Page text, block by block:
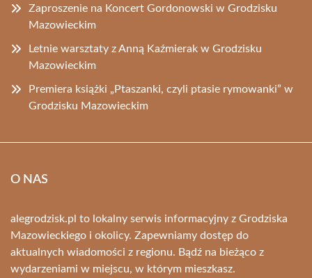
Zaproszenie na Koncert Gordonowski w Grodzisku
Mazowieckim
Letnie warsztaty z Anną Kaźmierak w Grodzisku
Mazowieckim
Premiera książki „Ptaszanki, czyli ptasie rymowanki” w
Grodzisku Mazowieckim
O NAS
alegrodzisk.pl to lokalny serwis informacyjny z Grodziska
Mazowieckiego i okolicy. Zapewniamy dostęp do
aktualnych wiadomości z regionu. Bądź na bieżąco z
wydarzeniami w miejscu, w którym mieszkasz.